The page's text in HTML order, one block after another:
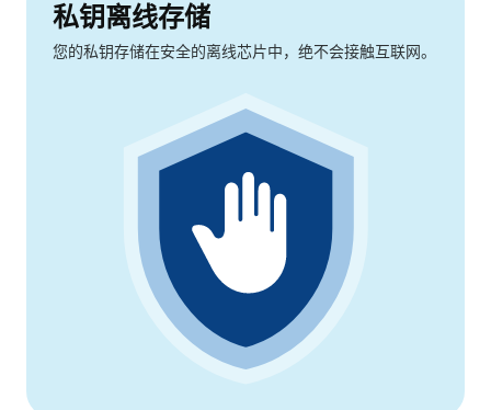
私钥离线存储
您的私钥存储在安全的离线芯片中，绝不会接触互联网。